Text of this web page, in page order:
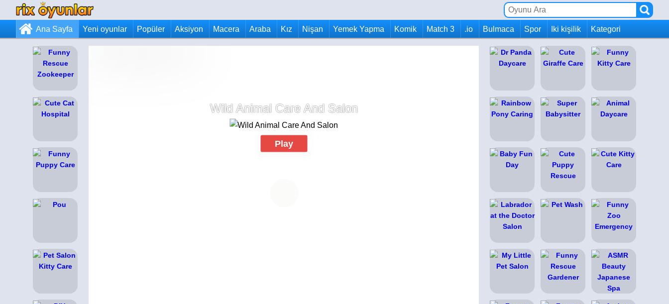
Ana Sayfa Yeni oyunlar Popüler Aksiyon Macera Araba Kız Nişan Yemek Yapma Komik Match 3 .io Bulmaca Spor Iki kişilik Kategori
Wild Animal Care And Salon
Play